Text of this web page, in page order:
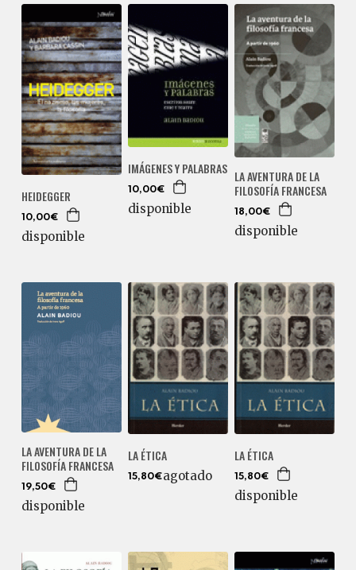
HEIDEGGER
10,00€
disponible
IMÁGENES Y PALABRAS
10,00€
disponible
LA AVENTURA DE LA
FILOSOFÍA FRANCESA
18,00€
disponible
LA AVENTURA DE LA
FILOSOFÍA FRANCESA
19,50€
disponible
LA ÉTICA
15,80€agotado
LA ÉTICA
15,80€
disponible